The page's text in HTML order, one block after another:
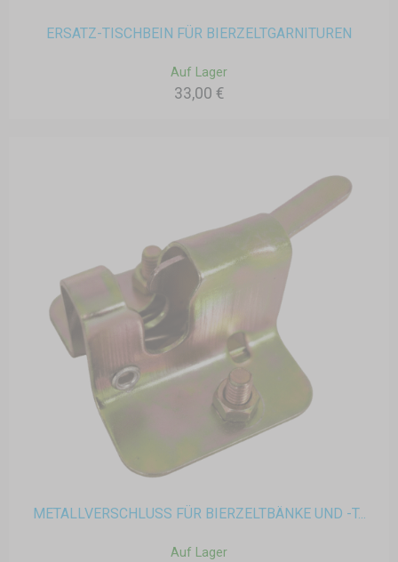
ERSATZ-TISCHBEIN FÜR BIERZELTGARNITUREN
Auf Lager
33,00 €
METALLVERSCHLUSS FÜR BIERZELTBÄNKE UND -T...
Auf Lager